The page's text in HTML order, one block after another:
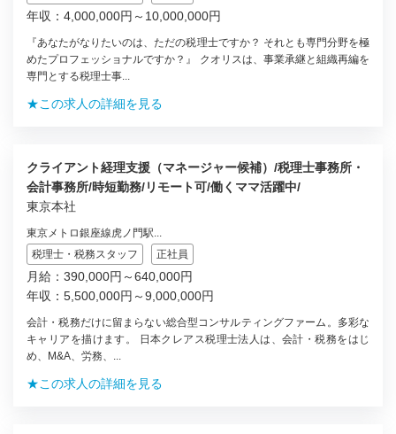
年収：4,000,000円～10,000,000円
『あなたがなりたいのは、ただの税理士ですか？ それとも専門分野を極
めたプロフェッショナルですか？』 クオリスは、事業承継と組織再編を
専門とする税理士事...
★この求人の詳細を見る
クライアント経理支援（マネージャー候補）/税理士事務所・
会計事務所/時短勤務/リモート可/働くママ活躍中/
東京本社
東京メトロ銀座線虎ノ門駅...
税理士・税務スタッフ
正社員
月給：390,000円～640,000円
年収：5,500,000円～9,000,000円
会計・税務だけに留まらない総合型コンサルティングファーム。多彩な
キャリアを描けます。 日本クレアス税理士法人は、会計・税務をはじ
め、M&A、労務、...
★この求人の詳細を見る